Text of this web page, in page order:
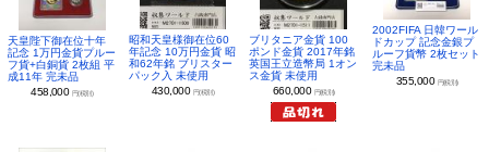
天皇陛下御在位十年
記念 1万円金貨プルー
フ貨+白銅貨 2枚組 平
成11年 完未品
458,000 円(税別)
昭和天皇様御在位60
年記念 10万円金貨 昭
和62年銘 ブリスター
パック入 未使用
430,000 円(税別)
ブリタニア金貨 100
ポンド金貨 2017年銘
英国王立造幣局 1オン
ス金貨 未使用
660,000 円(税別)
2002FIFA 日韓ワール
ドカップ 記念金銀プ
ルーフ貨幣 2枚セット
完未品
355,000 円(税別)